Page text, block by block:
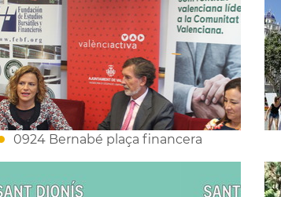
0924 Bernabé plaça financera